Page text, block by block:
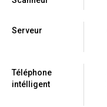
Serveur
Téléphone
intélligent